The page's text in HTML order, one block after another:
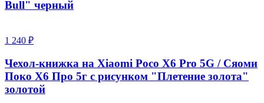
Bull" черный
1 240 ₽
Чехол-книжка на Xiaomi Poco X6 Pro 5G / Сяоми
Поко Х6 Про 5г с рисунком "Плетение золота"
золотой